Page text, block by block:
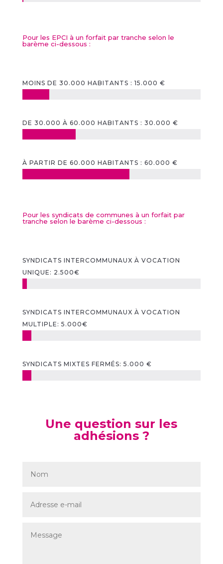
Pour les EPCI à un forfait par tranche selon le
barème ci-dessous :
MOINS DE 30.000 HABITANTS : 15.000 €
DE 30.000 À 60.000 HABITANTS : 30.000 €
À PARTIR DE 60.000 HABITANTS : 60.000 €
Pour les syndicats de communes à un forfait par
tranche selon le barème ci-dessous :
SYNDICATS INTERCOMMUNAUX À VOCATION
UNIQUE: 2.500€
SYNDICATS INTERCOMMUNAUX À VOCATION
MULTIPLE: 5.000€
SYNDICATS MIXTES FERMÉS: 5.000 €
Une question sur les
adhésions ?